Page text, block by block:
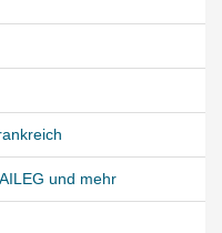
und mehr